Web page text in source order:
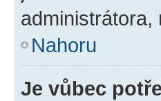
Nahoru
Je vůbec